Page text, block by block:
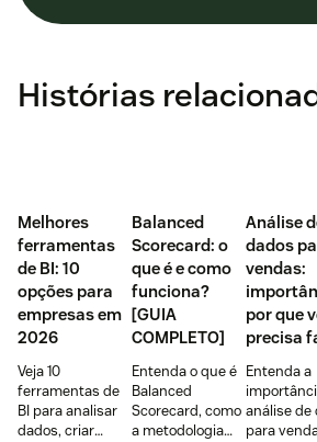
Histórias
Melhores
ferramentas
de BI: 10
opções para
empresas em
2026
Veja 10
ferramentas de
BI para analisar
dados, criar
Balanced
Scorecard: o
que é e como
funciona?
[GUIA
COMPLETO]
Entenda o que é
Balanced
Scorecard, como
a metodologia
Análise
dados
vendas:
por que
precisa
Entenda a
análise de
para